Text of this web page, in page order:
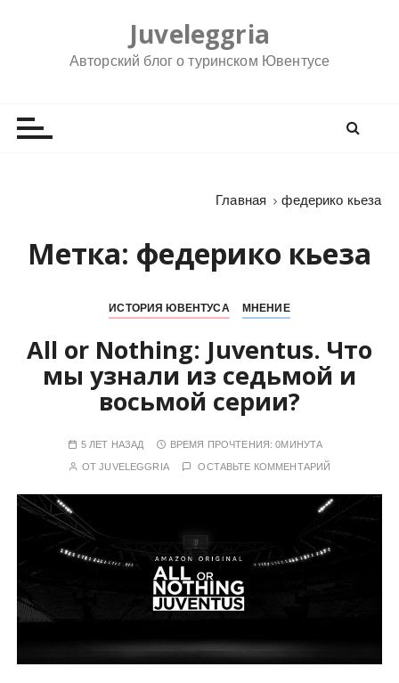
Juveleggria
Авторский блог о туринском Ювентусе
Главная федерико кьеза
Метка: федерико кьеза
ИСТОРИЯ ЮВЕНТУСА МНЕНИЕ
All or Nothing: Juventus. Что
мы узнали из седьмой и
восьмой серии?
5 ЛЕТ НАЗАД ВРЕМЯ ПРОЧТЕНИЯ:0МИНУТА
ОТJUVELEGGRIA ОСТАВЬТЕ КОММЕНТАРИЙ